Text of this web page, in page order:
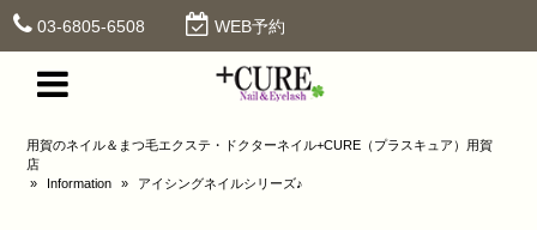
03-6805-6508 WEB予約
用賀のネイル＆まつ毛エクステ・ドクターネイル+CURE（プラスキュア）用賀
店
»
Information » アイシングネイルシリーズ♪